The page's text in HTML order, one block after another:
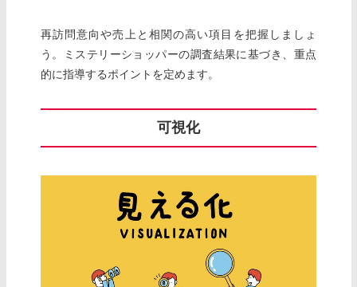
再訪問意向や売上と相関の高い項目を把握しましょ
う。ミステリーショッパーの調査結果に基づき、重点
的に指導するポイントを定めます。
可視化